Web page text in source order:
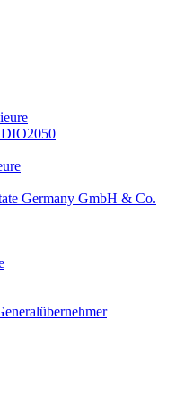
Germany GmbH & Co.